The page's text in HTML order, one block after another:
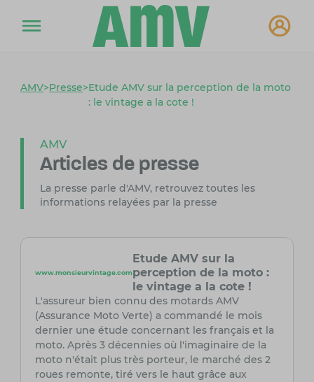
AMV>Presse>Etude AMV sur la perception de la moto
: le vintage a la cote !
AMV
Articles de presse
La presse parle d'AMV, retrouvez toutes les
informations relayées par la presse
www.monsieurvintage.com
Etude AMV sur la
perception de la moto :
le vintage a la cote !
L'assureur bien connu des motards AMV
(Assurance Moto Verte) a commandé le mois
dernier une étude concernant les français et la
moto. Après 3 décennies où l'imaginaire de la
moto n'était plus très porteur, le marché des 2
roues remonte, tiré vers le haut grâce aux